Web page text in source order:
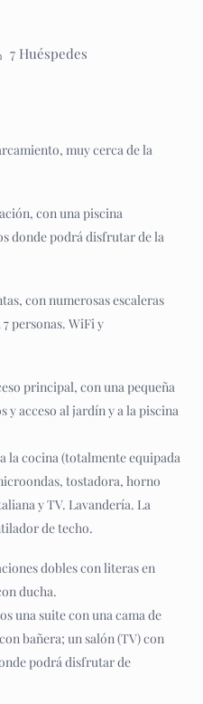
7 Huéspedes
muy cerca de la
con una piscina
donde podrá disfrutar de la
con numerosas escaleras
personas. WiFi y
principal, con una pequeña
y acceso al jardín y a la piscina
la cocina (totalmente equipada
tostadora, horno
y TV. Lavandería. La
de techo.
dobles con literas en
ducha.
una suite con una cama de
bañera; un salón (TV) con
podrá disfrutar de